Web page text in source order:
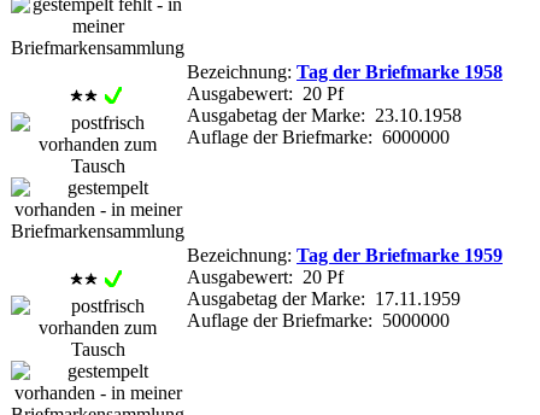
Bezeichnung: Tag der Briefmarke 1958
Ausgabewert: 20 Pf
Ausgabetag der Marke: 23.10.1958
Auflage der Briefmarke: 6000000
Bezeichnung: Tag der Briefmarke 1959
Ausgabewert: 20 Pf
Ausgabetag der Marke: 17.11.1959
Auflage der Briefmarke: 5000000